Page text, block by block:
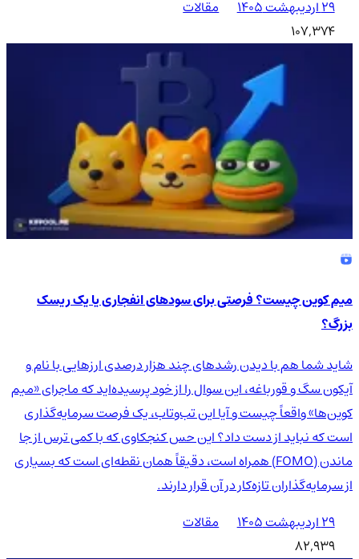
۲۹ اردیبهشت ۱۴۰۵
مقالات
107,374
میم کوین چیست؟ فرصتی برای سودهای انفجاری یا یک ریسک
بزرگ؟
شاید شما هم با دیدن رشدهای چند هزار درصدی ارزهایی با نام و
آیکون سگ و قورباغه، این سوال را از خود پرسیده‌اید که ماجرای «میم
کوین‌ها» واقعاً چیست و آیا این تب‌وتاب، یک فرصت سرمایه‌گذاری
است که نباید از دست داد؟ این حس کنجکاوی که با کمی ترس از جا
ماندن (FOMO) همراه است، دقیقاً همان نقطه‌ای است که بسیاری
از سرمایه‌گذاران تازه‌کار در آن قرار دارند.
۲۹ اردیبهشت ۱۴۰۵
مقالات
82,939